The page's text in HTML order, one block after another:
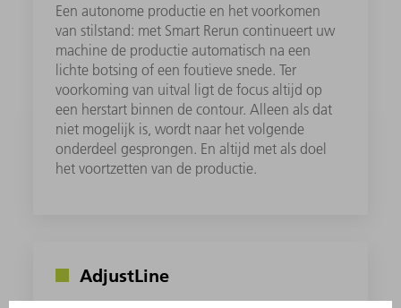
Een autonome productie en het voorkomen
van stilstand: met Smart Rerun continueert uw
machine de productie automatisch na een
lichte botsing of een foutieve snede. Ter
voorkoming van uitval ligt de focus altijd op
een herstart binnen de contour. Alleen als dat
niet mogelijk is, wordt naar het volgende
onderdeel gesprongen. En altijd met als doel
het voortzetten van de productie.
AdjustLine